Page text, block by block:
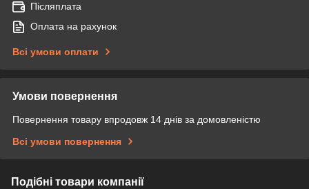
Післяплата
Оплата на рахунок
Всі умови оплати
Умови повернення
Повернення товару впродовж 14 днів за домовленістю
Всі умови повернення
Подібні товари компанії